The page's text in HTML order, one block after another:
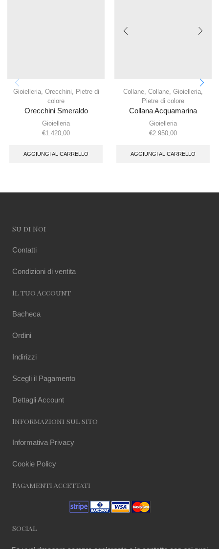
Gioielleria, Orecchini
Pietre di
colore
Orecchini Smeraldo
Gioielleria
€1.420,00
AGGIUNGI AL CARRELLO
Collane Collane Gioielleria
Pietre di colore
Collana Acquamarina
Gioielleria
€2.950,00
AGGIUNGI AL CARRELLO
Su di Noi
Contatti
Condizioni di ventita
Il tuo Account
Bacheca
Ordini
Indirizzi
Scegli il Pagamento
Dettagli Account
Informazioni sul sito
Informativa Privacy
Cookie Policy
Pagamenti Accettati
Social